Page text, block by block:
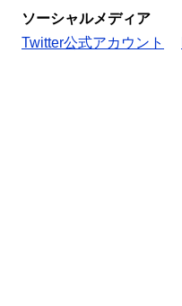
ソーシャルメディア
Twitter公式アカウント